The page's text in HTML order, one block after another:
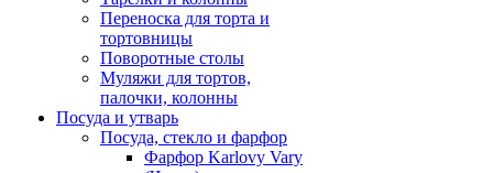
Переноска для торта и
тортовницы
Поворотные столы
Муляжи для тортов,
палочки, колонны
Посуда и утварь
Посуда, стекло и фарфор
Фарфор Karlovy Vary